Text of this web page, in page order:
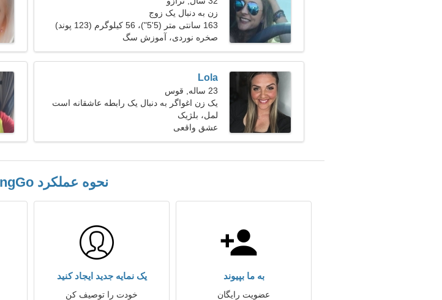
زن به دنبال یک زوج
163 سانتی متر (5'5")، 56 کیلوگرم (123 پوند)
صخره نوردی، آموزش سگ
Lola
23 ساله, قوس
یک زن اغواگر به دنبال یک رابطه عاشقانه است
لمل، بلژیک
عشق واقعی
نحوه عملکرد BelDatingGo
به ما بپیوند
عضویت رایگان
یک نمایه جدید ایجاد کنید
خودت را توصیف کن